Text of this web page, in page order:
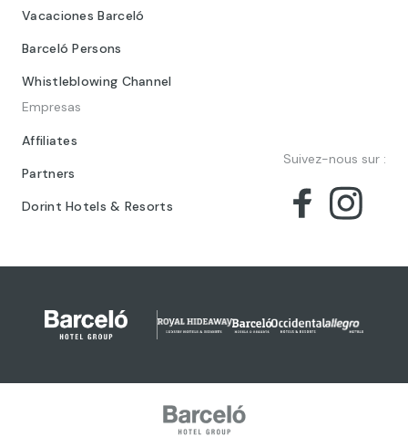
Vacaciones Barceló
Barceló Persons
Whistleblowing Channel
Empresas
Affiliates
Partners
Dorint Hotels & Resorts
Suivez-nous sur :